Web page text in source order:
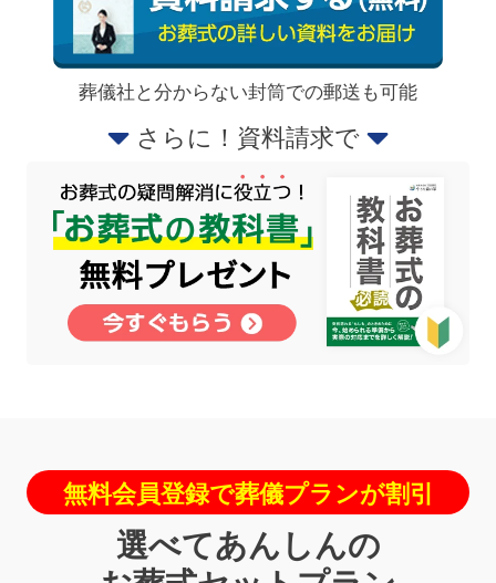
葬儀社と分からない封筒での郵送も可能
さらに！資料請求で
無料会員登録で葬儀プランが割引
選べてあんしんの